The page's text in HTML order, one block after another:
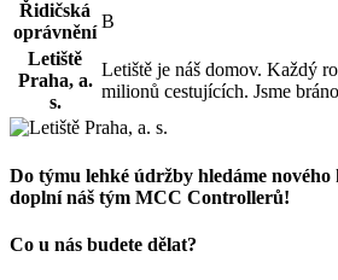
Řidičská
oprávnění
B
Letiště
Praha, a.
s.
Letiště je náš domov. Každý
milionů cestujících. Jsme
Do týmu lehké údržby hledáme
doplní náš tým MCC Controllerů!
Co u nás budete dělat?